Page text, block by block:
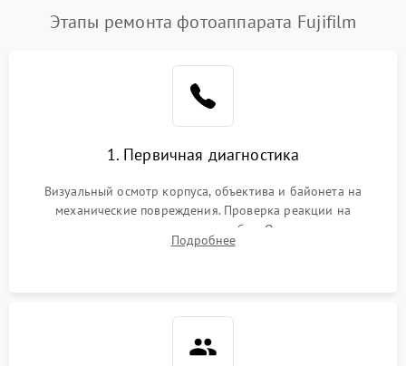
Этапы ремонта фотоаппарата Fujifilm
1. Первичная диагностика
Визуальный осмотр корпуса, объектива и байонета на
механические повреждения. Проверка реакции на
включение, считывание кодов ошибок. Оценка состояния
матрицы и затвора, проверка работы автофокуса и вспышки.
Подробнее